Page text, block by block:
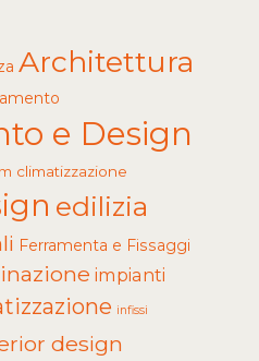
Architettura
e Design
climatizzazione
edilizia
Ferramenta e Fissaggi
impianti
infissi
design